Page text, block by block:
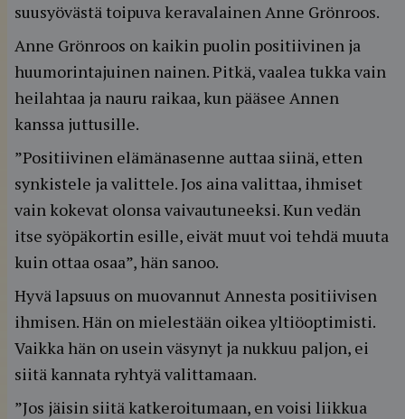
suusyövästä toipuva keravalainen Anne Grönroos.
Anne Grönroos on kaikin puolin positiivinen ja
huumorintajuinen nainen. Pitkä, vaalea tukka vain
heilahtaa ja nauru raikaa, kun pääsee Annen
kanssa juttusille.
”Positiivinen elämänasenne auttaa siinä, etten
synkistele ja valittele. Jos aina valittaa, ihmiset
vain kokevat olonsa vaivautuneeksi. Kun vedän
itse syöpäkortin esille, eivät muut voi tehdä muuta
kuin ottaa osaa”, hän sanoo.
Hyvä lapsuus on muovannut Annesta positiivisen
ihmisen. Hän on mielestään oikea yltiöoptimisti.
Vaikka hän on usein väsynyt ja nukkuu paljon, ei
siitä kannata ryhtyä valittamaan.
”Jos jäisin siitä katkeroitumaan, en voisi liikkua